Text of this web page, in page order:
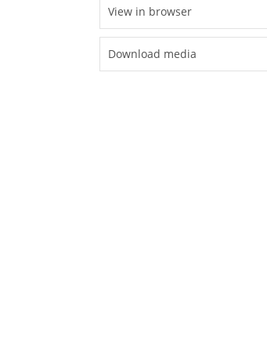
View in browser
Download media